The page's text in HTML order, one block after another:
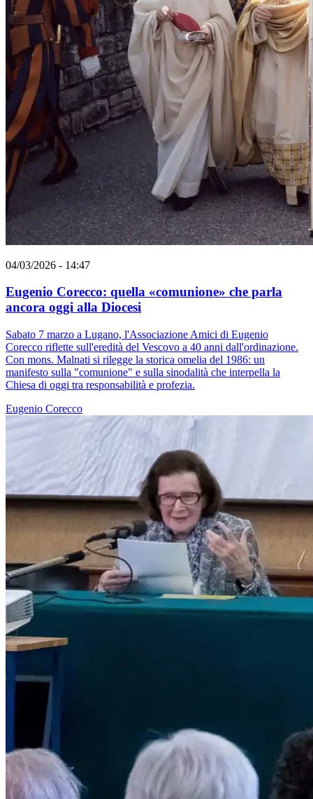
04/03/2026 - 14:47
Eugenio Corecco: quella «comunione» che parla
ancora oggi alla Diocesi
Sabato 7 marzo a Lugano, l'Associazione Amici di Eugenio
Corecco riflette sull'eredità del Vescovo a 40 anni dall'ordinazione.
Con mons. Malnati si rilegge la storica omelia del 1986: un
manifesto sulla "comunione" e sulla sinodalità che interpella la
Chiesa di oggi tra responsabilità e profezia.
Eugenio Corecco